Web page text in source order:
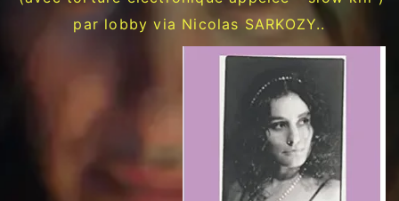
par lobby via Nicolas SARKOZY..